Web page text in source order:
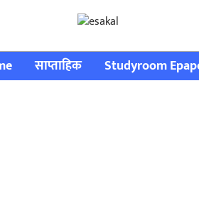
साप्ताहिक Studyroom